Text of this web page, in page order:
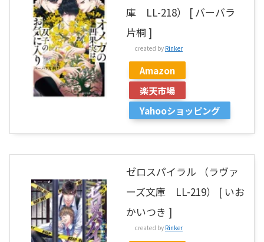
庫 LL-218） [ バーバラ
片桐 ]
created by Rinker
Amazon
楽天市場
Yahooショッピング
ゼロスパイラル （ラヴァ
ーズ文庫 LL-219） [ いお
かいつき ]
created by Rinker